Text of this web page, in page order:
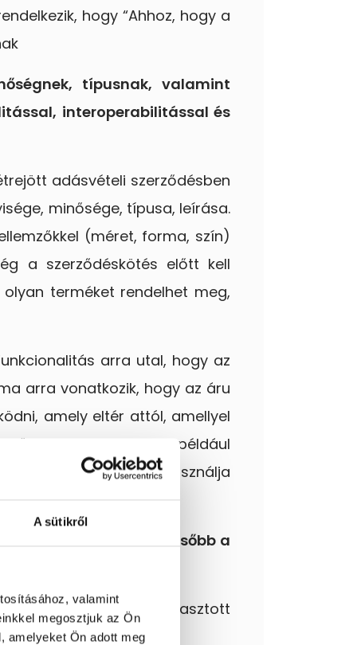
A sütikről
valamint
megosztjuk az Ön
amelyeket Ön adott meg
hogy “Ahhoz, hogy a
típusnak, valamint
interoperabilitással és
adásvételi szerződésben
minősége, típusa, leírása.
(méret, forma, szín)
a szerződéskötés előtt kell
terméket rendelhet meg,
arra utal, hogy az
arra vonatkozik, hogy az áru
amely eltér attól, amellyel
többek között például
cseréljen, és felhasználja
a fogyasztó legkésőbb a
elfogadott;
hogy az általa kiválasztott